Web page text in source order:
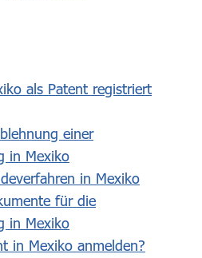
als Patent registriert
einer
in Mexiko
in Mexiko
für die
in Mexiko
in Mexiko anmelden?